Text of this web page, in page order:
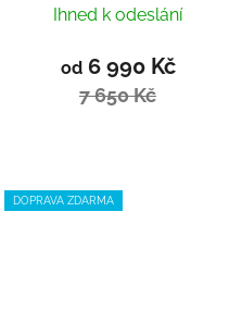
Classic 125
Ihned k odeslání
od6 990 Kč
7 650 Kč
DOPRAVA ZDARMA